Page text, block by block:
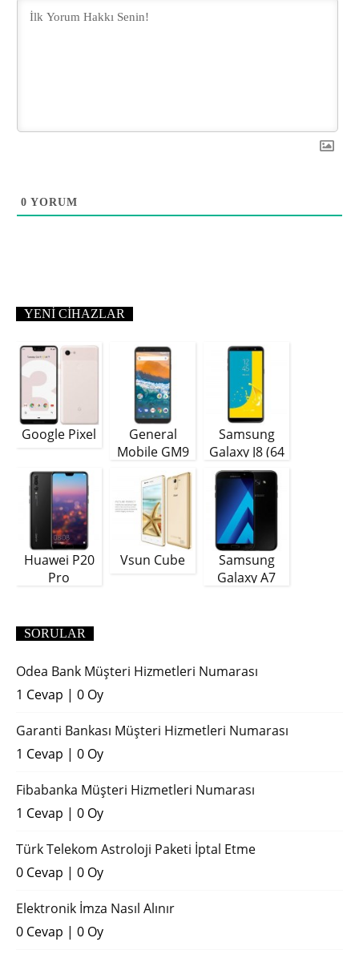
0 YORUM
YENI CIHAZLAR
Google Pixel
General
Mobile GM9
Samsung
Galaxy J8 (64
GB)
Huawei P20
Pro
Vsun Cube
Samsung
Galaxy A7
SORULAR
Odea Bank Müşteri Hizmetleri Numarası
1 Cevap | 0 Oy
Garanti Bankası Müşteri Hizmetleri Numarası
1 Cevap | 0 Oy
Fibabanka Müşteri Hizmetleri Numarası
1 Cevap | 0 Oy
Türk Telekom Astroloji Paketi İptal Etme
0 Cevap | 0 Oy
Elektronik İmza Nasıl Alınır
0 Cevap | 0 Oy